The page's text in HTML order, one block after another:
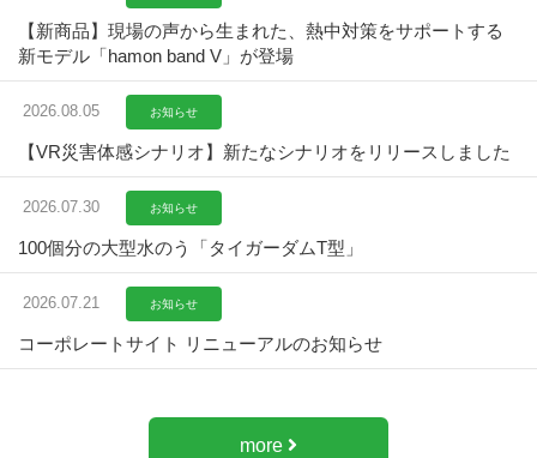
【新商品】現場の声から生まれた、熱中対策をサポートする
新モデル「hamon band V」が登場
2026.08.05 お知らせ
【VR災害体感シナリオ】新たなシナリオをリリースしました
2026.07.30 お知らせ
100個分の大型水のう「タイガーダムT型」
2026.07.21 お知らせ
コーポレートサイト リニューアルのお知らせ
more